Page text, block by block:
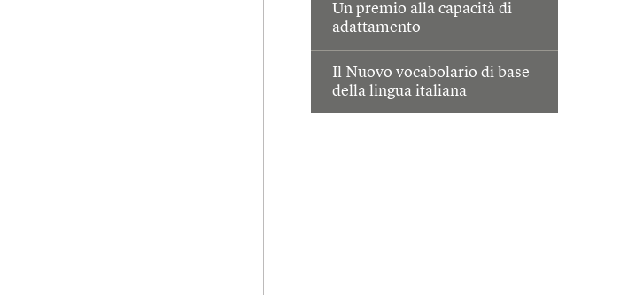
Un premio alla capacità di
adattamento
Il Nuovo vocabolario di base
della lingua italiana